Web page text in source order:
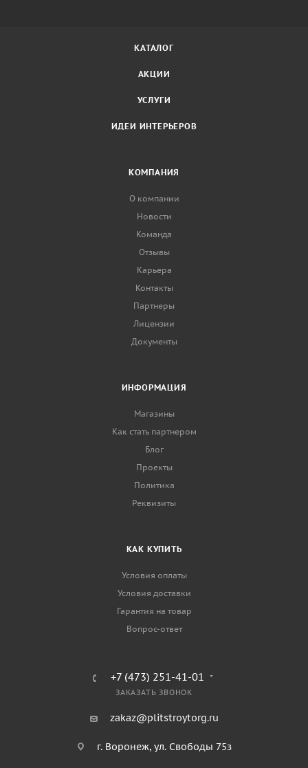
КАТАЛОГ
АКЦИИ
УСЛУГИ
ИДЕИ ИНТЕРЬЕРОВ
КОМПАНИЯ
О компании
Новости
Команда
Отзывы
Карьера
Контакты
Партнеры
Лицензии
Документы
ИНФОРМАЦИЯ
Магазины
Как стать партнером
Блог
Проекты
Политика
Реквизиты
КАК КУПИТЬ
Условия оплаты
Условия доставки
Гарантия на товар
Вопрос-ответ
+7 (473) 251-41-01
ЗАКАЗАТЬ ЗВОНОК
zakaz@plitstroytorg.ru
г. Воронеж, ул. Свободы 75з